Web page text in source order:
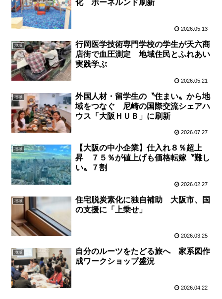
化 ボーネルンド刷新
2026.05.13
地域
行岡医学技術専門学校の学生が天六商
店街で血圧測定 地域住民とふれあい
実践学ぶ
2026.05.21
地域
外国人材・留学生の〝住まい〟から地
域をつなぐ 尼崎の国際交流シェアハ
ウス「大阪ＨＵＢ」に刷新
2026.07.27
地域
【大阪の中小企業】仕入れ８％超上
昇 ７５％が値上げも価格転嫁〝難し
い〟７割
2026.02.27
地域
住宅脱炭素化に独自補助 大阪市、国
の支援に「上乗せ」
2026.03.25
地域
自分のルーツをたどる旅へ 家系図作
成ワークショップ盛況
2026.04.22